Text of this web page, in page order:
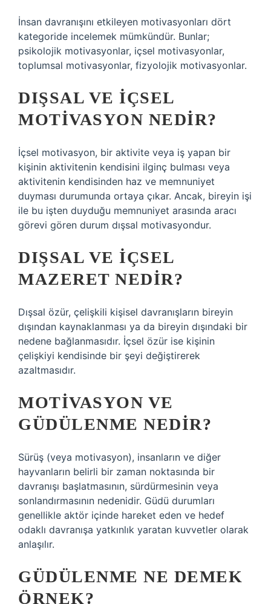
İnsan davranışını etkileyen motivasyonları dört
kategoride incelemek mümkündür. Bunlar;
psikolojik motivasyonlar, içsel motivasyonlar,
toplumsal motivasyonlar, fizyolojik motivasyonlar.
DIŞSAL VE IÇSEL
MOTIVASYON NEDIR?
İçsel motivasyon, bir aktivite veya iş yapan bir
kişinin aktivitenin kendisini ilginç bulması veya
aktivitenin kendisinden haz ve memnuniyet
duyması durumunda ortaya çıkar. Ancak, bireyin işi
ile bu işten duyduğu memnuniyet arasında aracı
görevi gören durum dışsal motivasyondur.
DIŞSAL VE IÇSEL
MAZERET NEDIR?
Dışsal özür, çelişkili kişisel davranışların bireyin
dışından kaynaklanması ya da bireyin dışındaki bir
nedene bağlanmasıdır. İçsel özür ise kişinin
çelişkiyi kendisinde bir şeyi değiştirerek
azaltmasıdır.
MOTIVASYON VE
GÜDÜLENME NEDIR?
Sürüş (veya motivasyon), insanların ve diğer
hayvanların belirli bir zaman noktasında bir
davranışı başlatmasının, sürdürmesinin veya
sonlandırmasının nedenidir. Güdü durumları
genellikle aktör içinde hareket eden ve hedef
odaklı davranışa yatkınlık yaratan kuvvetler olarak
anlaşılır.
GÜDÜLENME NE DEMEK
ÖRNEK?